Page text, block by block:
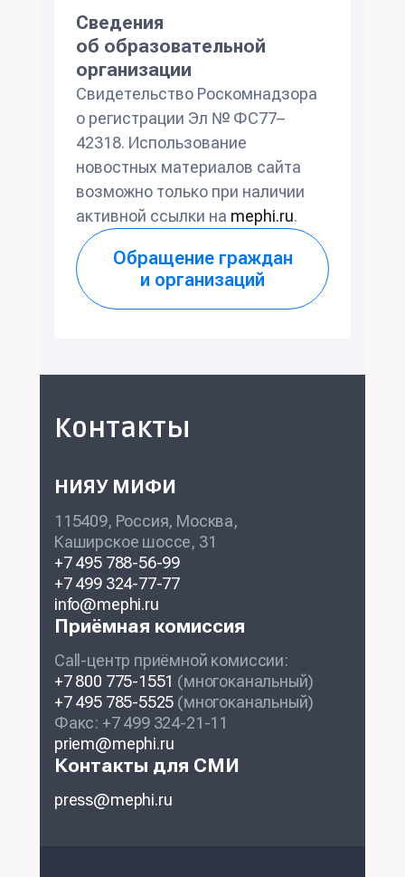
Сведения
об образовательной
организации
Свидетельство Роскомнадзора
о регистрации Эл № ФС77–
42318. Использование
новостных материалов сайта
возможно только при наличии
активной ссылки на mephi.ru.
Обращение граждан
и организаций
Контакты
НИЯУ МИФИ
115409, Россия, Москва,
Каширское шоссе, 31
+7 495 788-56-99
+7 499 324-77-77
info@mephi.ru
Приёмная комиссия
Call-центр приёмной комиссии:
+7 800 775-1551 (многоканальный)
+7 495 785-5525 (многоканальный)
Факс: +7 499 324-21-11
priem@mephi.ru
Контакты для СМИ
press@mephi.ru